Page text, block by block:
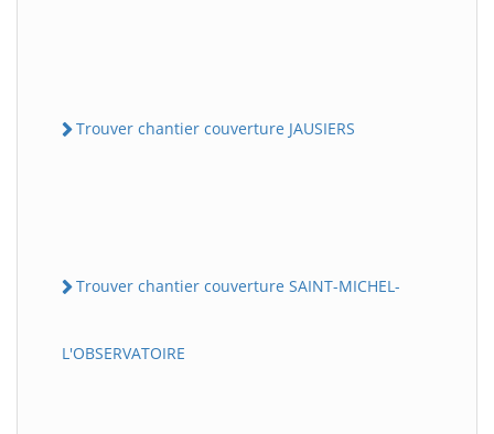
Trouver chantier couverture JAUSIERS
Trouver chantier couverture SAINT-MICHEL-
L'OBSERVATOIRE